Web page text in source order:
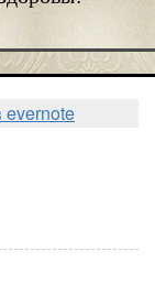
evernote